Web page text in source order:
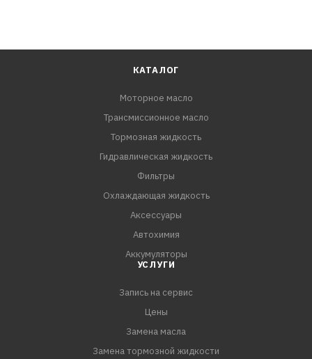
КАТАЛОГ
Моторное масло
Трансмиссионное масло
Тормозная жидкость
Гидравлическая жидкость
Фильтры
Охлаждающая жидкость
Аксессуары
Автохимия
Аккумуляторы
УСЛУГИ
Запись на сервис
Цены
Замена масла
Замена тормозной жидкости